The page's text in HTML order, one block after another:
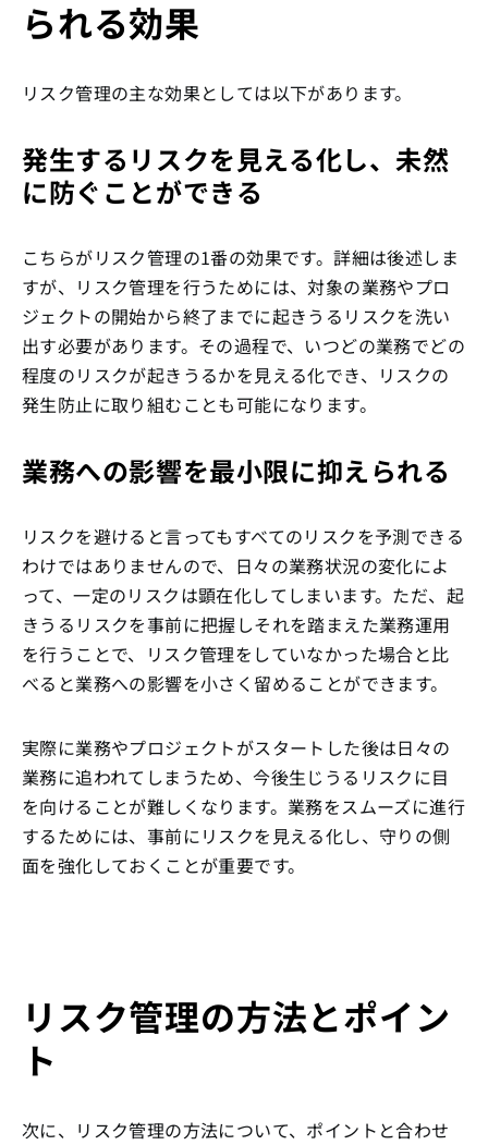
られる効果
リスク管理の主な効果としては以下があります。
発生するリスクを見える化し、未然
に防ぐことができる
こちらがリスク管理の1番の効果です。詳細は後述しま
すが、リスク管理を行うためには、対象の業務やプロ
ジェクトの開始から終了までに起きうるリスクを洗い
出す必要があります。その過程で、いつどの業務でどの
程度のリスクが起きうるかを見える化でき、リスクの
発生防止に取り組むことも可能になります。
業務への影響を最小限に抑えられる
リスクを避けると言ってもすべてのリスクを予測できる
わけではありませんので、日々の業務状況の変化によ
って、一定のリスクは顕在化してしまいます。ただ、起
きうるリスクを事前に把握しそれを踏まえた業務運用
を行うことで、リスク管理をしていなかった場合と比
べると業務への影響を小さく留めることができます。
実際に業務やプロジェクトがスタートした後は日々の
業務に追われてしまうため、今後生じうるリスクに目
を向けることが難しくなります。業務をスムーズに進行
するためには、事前にリスクを見える化し、守りの側
面を強化しておくことが重要です。
リスク管理の方法とポイン
ト
次に、リスク管理の方法について、ポイントと合わせ